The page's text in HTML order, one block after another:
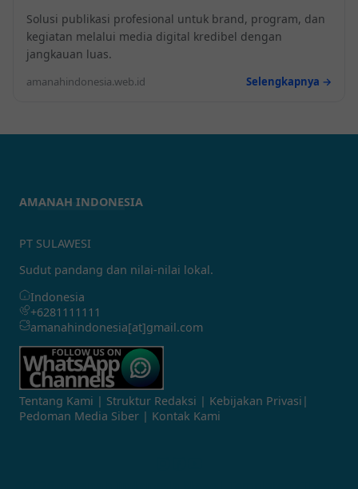
Solusi publikasi profesional untuk brand, program, dan
kegiatan melalui media digital kredibel dengan
jangkauan luas.
amanahindonesia.web.id Selengkapnya →
AMANAH INDONESIA
PT SULAWESI
Sudut pandang dan nilai-nilai lokal.
Indonesia
+6281111111
amanahindonesia[at]gmail.com
Tentang Kami | Struktur Redaksi | Kebijakan Privasi |
Pedoman Media Siber | Kontak Kami